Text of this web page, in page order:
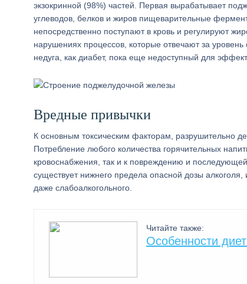
экзокринной (98%) частей. Первая вырабатывает
углеводов, белков и жиров пищеварительные
непосредственно поступают в кровь и регулируют
нарушениях процессов, которые отвечают за
недуга, как диабет, пока еще недоступный для
Вредные привычки
К основным токсическим факторам, разрушительно
Потребление любого количества горячительных
кровоснабжения, так и к повреждению и
существует нижнего предела опасной дозы алкоголя,
даже слабоалкогольного.
Читайте также:
Особенности